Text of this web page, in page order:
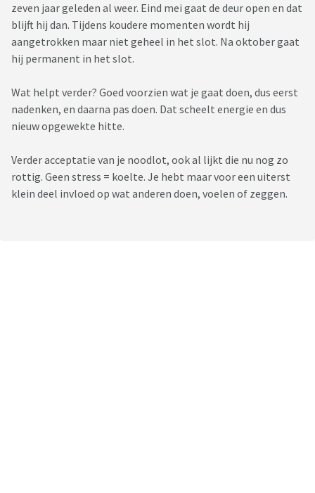
zeven jaar geleden al weer. Eind mei gaat de deur open en dat
blijft hij dan. Tijdens koudere momenten wordt hij
aangetrokken maar niet geheel in het slot. Na oktober gaat
hij permanent in het slot.
Wat helpt verder? Goed voorzien wat je gaat doen, dus eerst
nadenken, en daarna pas doen. Dat scheelt energie en dus
nieuw opgewekte hitte.
Verder acceptatie van je noodlot, ook al lijkt die nu nog zo
rottig. Geen stress = koelte. Je hebt maar voor een uiterst
klein deel invloed op wat anderen doen, voelen of zeggen.